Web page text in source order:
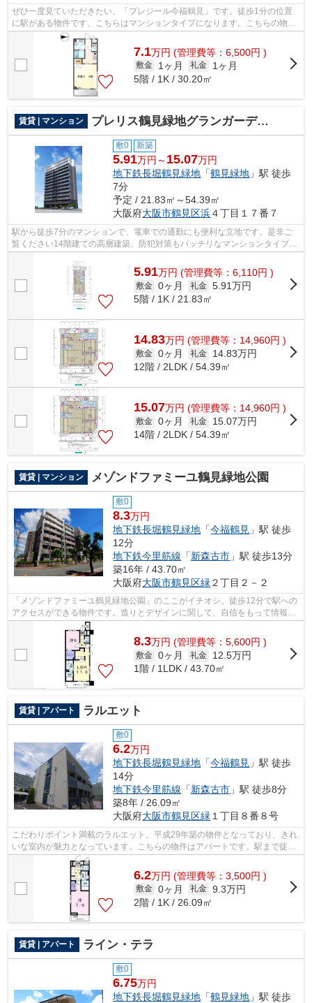
ぜひ一度見ていただきたい、「プレジール今福鶴見」です。徒歩1分の位置
に駅がある物件です。こちらはマンションタイプになります。こちらの物件
はエレベーター付きです。できるだけ早...
7.1万円 (管理費等：6,500円 )
敷金 1ヶ月 礼金
1ヶ月
5階 / 1K / 30.20㎡
賃貸 | マンション プレリス鶴見緑地グランガーデリア
敷0 新築
5.91万円～ 15.07万円
地下鉄長堀鶴見緑地 「鶴見緑地 」駅 徒歩
7分
予定 / 21.83㎡～54.39㎡
大阪府大阪市鶴見区浜４丁目１７番７
駅から徒歩7分のマンションで、電車での通勤にも便利な立地です。是非ご
覧ください14階建ての高層建築。防犯対策もバッチリなマンションタイプの
物件です。エレベーターがある物件です...
5.91万円 (管理費等：6,110円 )
敷金 0ヶ月 礼金 5.91万円
5階 / 1K / 21.83㎡
14.83万円 (管理費等：14,960円 )
敷金 0ヶ月 礼金
14.83万円
12階 / 2LDK / 54.39㎡
15.07万円 (管理費等：14,960円 )
敷金 0ヶ月 礼金
15.07万円
14階 / 2LDK / 54.39㎡
賃貸 | マンション メゾンドファミーユ鶴見緑地公園
敷0
8.3万円
地下鉄長堀鶴見緑地 「今福鶴見 」駅 徒歩
12分
地下鉄今里筋線 「新森古市 」駅 徒歩13分
築16年 / 43.70㎡
大阪府大阪市鶴見区緑 ２丁目２－２
「メゾンドファミーユ鶴見緑地公園」のここがイチオシ。徒歩12分で駅への
アクセスができる物件です。造りとデザインに関して、自信をもって情報を
提供できるマンションです。外壁には...
8.3万円 (管理費等：5,600円 )
敷金 0ヶ月 礼金
12.5万円
1階 / 1LDK / 43.70㎡
賃貸 | アパート ラルエット
敷0
6.2万円
地下鉄長堀鶴見緑地 「今福鶴見 」駅 徒歩
14分
地下鉄今里筋線 「新森古市 」駅 徒歩8分
築8年 / 26.09㎡
大阪府大阪市鶴見区緑１丁目８番８号
こだわりポイント満載のラルエット。平成29年築の物件となっており、きれ
いな室内が魅力となっています。こちらの物件はアパートです。駅まで徒歩
14分でアクセス可能な物件です。物件...
6.2万円 (管理費等：3,500円 )
敷金 0ヶ月 礼金 9.3万円
2階 / 1K / 26.09㎡
賃貸 | アパート ライン・テラ
敷0
6.75万円
地下鉄長堀鶴見緑地 「鶴見緑地 」駅 徒歩